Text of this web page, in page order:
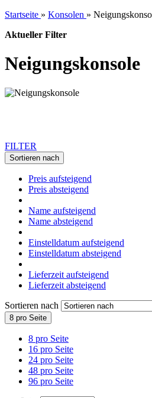
Startseite » Konsolen »
Aktueller Filter
Neigungskonsole
FILTER
Sortieren nach
Preis aufsteigend
Preis absteigend
Name aufsteigend
Name absteigend
Einstelldatum aufsteigend
Einstelldatum absteigend
Lieferzeit aufsteigend
Lieferzeit absteigend
Sortieren nach
8 pro Seite
8 pro Seite
16 pro Seite
24 pro Seite
48 pro Seite
96 pro Seite